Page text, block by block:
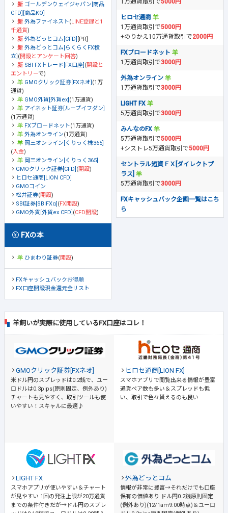
ゴールデンウェイジャパン[商品
CFD][商品KO]
外為ファイネスト(LINE登録と1
千通貨)
外為どっとコム[CFD] [PR]
外為どっとコム[らくらくFX積
立] (開設とアンケート回答)
SBI FXトレード[FX口座] (開設と
エントリーで)
GMOクリック証券[FXネオ] (1万
通貨)
GMO外貨[外貨ex] (1万通貨)
アイネット証券[ループイフダン]
(1万通貨)
FXブロードネット(1万通貨)
外為オンライン(1万通貨)
岡三オンライン[くりっく株365]
(入金)
岡三オンライン[くりっく365]
GMOクリック証券[CFD] (開設)
ヒロセ通商[LION CFD]
GMOコイン
松井証券(開設)
SBI証券[SBIFXα] (FX開設)
GMO外貨[外貨ex CFD] (CFD開設)
FXの本
ひまわり証券(開設)
FXキャッシュバックお得順
FX口座開設現金還元全リスト
1万通貨取引で5000円
ヒロセ通商
1万通貨取引で5000円
+のりかえ10万通貨取引で2000円
FXブロードネット
1万通貨取引で3000円
外為オンライン
1万通貨取引で3000円
LIGHT FX
5万通貨取引で3000円
みんなのFX
5万通貨取引で5000円
+シストレ5万通貨取引で5000円
セントラル短資ＦＸ[ダイレクトプ
ラス]
5万通貨取引で3000円
FXキャッシュバック企画一覧はこち
ら
羊飼いが実際に使用しているFX口座はコレ！
GMOクリック証券[FXネオ]
米ドル円のスプレッドは0.2銭で、ユー
ロドルは0.3pips(原則固定、例外あり)
チャートも見やすく、取引ツールも使
いやすい！スキャルに最適♪
ヒロセ通商[LION FX]
スマホアプリで閲覧出来る情報が豊富
通貨ペア数も多い＆スプレッドも低
い、取引で色々貰えるのも良い
LIGHT FX
スマホアプリが使いやすい＆チャート
が見やすい 1回の発注上限が20万通貨
までの条件付きだが→ドル円のスプレ
外為どっとコム
情報が非常に豊富→それだけでも口座
保有の価値あり
ドル円0.2銭原則固定
(例外あり)(12/1am9:00時点)＆ユーロ